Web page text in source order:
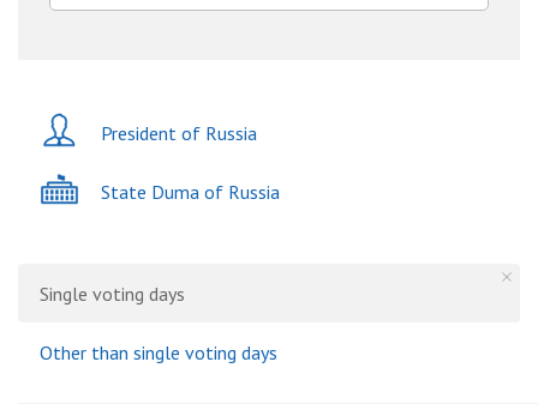
President of Russia
State Duma of Russia
Single voting days
Other than single voting days